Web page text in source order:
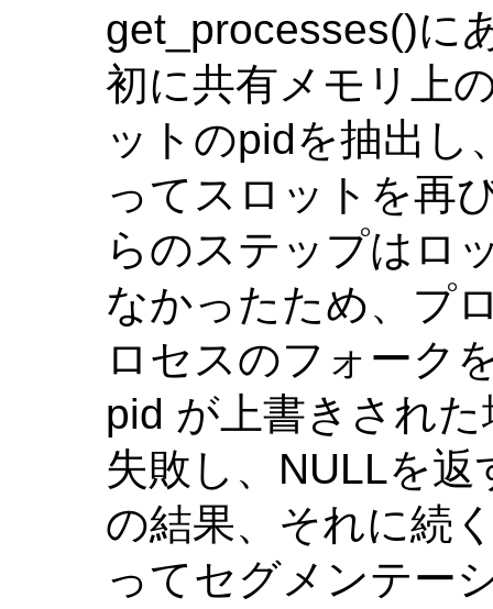
get_processes()に
初に共有メモリ上
ットのpidを抽出し
ってスロットを再
らのステップはロ
なかったため、プ
ロセスのフォーク
pid が上書きされ
失敗し、NULLを
の結果、それに続
ってセグメンテー